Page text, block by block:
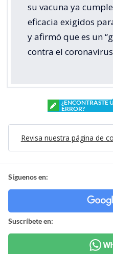
su vacuna ya
eficacia exigidos
y afirmó que es un
contra el
¿ENCONTRASTE
ERROR?
Revisa nuestra página de
Síguenos en:
Suscríbete en: